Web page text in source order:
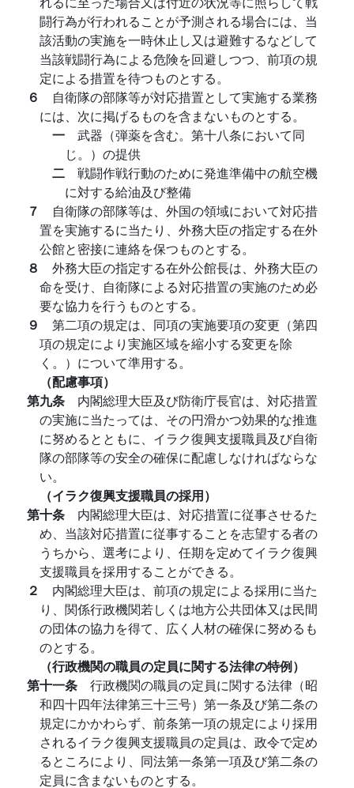
闘行為が行われることが予測される場合には、当
該活動の実施を一時休止し又は避難するなどして
当該戦闘行為による危険を回避しつつ、前項の規
定による措置を待つものとする。
６ 自衛隊の部隊等が対応措置として実施する業務
には、次に掲げるものを含まないものとする。
一 武器（弾薬を含む。第十八条において同
じ。）の提供
二 戦闘作戦行動のために発進準備中の航空機
に対する給油及び整備
７ 自衛隊の部隊等は、外国の領域において対応措
置を実施するに当たり、外務大臣の指定する在外
公館と密接に連絡を保つものとする。
８ 外務大臣の指定する在外公館長は、外務大臣の
命を受け、自衛隊による対応措置の実施のため必
要な協力を行うものとする。
９ 第二項の規定は、同項の実施要項の変更（第四
項の規定により実施区域を縮小する変更を除
く。）について準用する。
（配慮事項）
第九条 内閣総理大臣及び防衛庁長官は、対応措置
の実施に当たっては、その円滑かつ効果的な推進
に努めるとともに、イラク復興支援職員及び自衛
隊の部隊等の安全の確保に配慮しなければならな
い。
（イラク復興支援職員の採用）
第十条 内閣総理大臣は、対応措置に従事させるた
め、当該対応措置に従事することを志望する者の
うちから、選考により、任期を定めてイラク復興
支援職員を採用することができる。
２ 内閣総理大臣は、前項の規定による採用に当た
り、関係行政機関若しくは地方公共団体又は民間
の団体の協力を得て、広く人材の確保に努めるも
のとする。
（行政機関の職員の定員に関する法律の特例）
第十一条 行政機関の職員の定員に関する法律（昭
和四十四年法律第三十三号）第一条及び第二条の
規定にかかわらず、前条第一項の規定により採用
されるイラク復興支援職員の定員は、政令で定め
るところにより、同法第一条第一項及び第二条の
定員に含まないものとする。